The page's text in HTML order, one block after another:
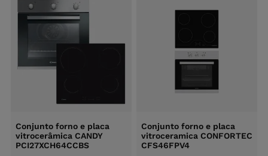
Conjunto forno e placa
vitrocerâmica CANDY
PCI27XCH64CCBS
Conjunto forno e placa
vitroceramica CONFORTEC
CFS46FPV4